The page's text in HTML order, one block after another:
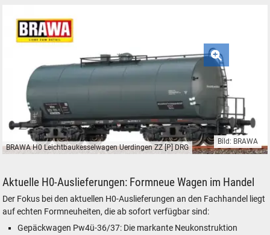
BRAWA H0 Leichtbaukesselwagen Uerdingen ZZ [P] DRG
Bild: BRAWA
Aktuelle H0-Auslieferungen: Formneue Wagen im Handel
Der Fokus bei den aktuellen H0-Auslieferungen an den Fachhandel liegt
auf echten Formneuheiten, die ab sofort verfügbar sind:
Gepäckwagen Pw4ü-36/37: Die markante Neukonstruktion